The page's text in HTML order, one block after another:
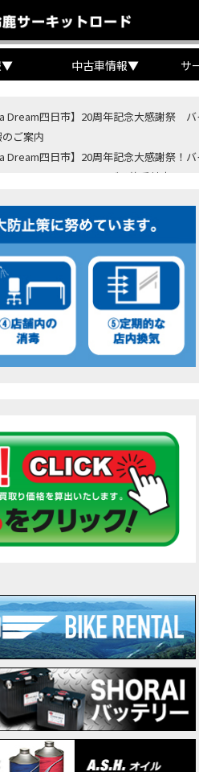
▼ 中古車情報▼ サ
Dream四日市】20周年記念大感謝祭
ご案内
Dream四日市】20周年記念大感謝祭！
SUPER FORE E-Clutchご予約受付中！
バイク】【タイヤ交換】鈍感な私が初め
鹿８時間耐久ロードレースTSRを一緒に
ロモリアクスルシャフトお客様のバイク
香川】このバイク、なんだと思いますか
コーラ”鈴鹿８時間耐久ロードレース 第
バイク】バイクを長持ちさせる洗車を教
バイク】CRF1100L Africa Twinは女性
バイク】DCTが搭載しているバイクに
ク】「ボカロ文化」を知ろう ナビゲーションをスキ
下最大級のバイクイベント］2026MIE
下最大級のバイクイベント］2026MIE
得サポートキャンペーン実施中！
最大級のバイクイベント］2026MIE BIKE
バイク】【バイク女子】怖くて乗れなか
バイク】CB1000F 4台で三重県ツーリン
バイク】【GB350C S】梅本まどかさん
ドリーム新春初売り特別企画】のご紹介！
とある？！CB1000Fでツーリングイベン
CB1000Fで11時間ツーリングした素直な
前】200kmレッカー、そしてさらなる
Lite 新基準原付 販売中！
女子】高速道路走行中にバイクから異音
最高の旅バイクで街乗りも最適！ADV